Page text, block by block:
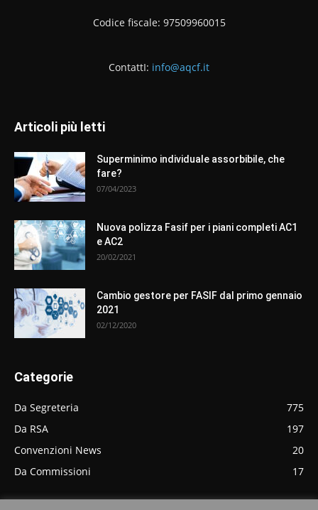
Codice fiscale: 97509960015
ContattI: info@aqcf.it
Articoli più letti
Superminimo individuale assorbibile, che
fare?
07/04/2023
Nuova polizza Fasif per i piani completi AC1
e AC2
20/02/2021
Cambio gestore per FASIF dal primo gennaio
2021
02/12/2020
Categorie
Da Segreteria
775
Da RSA
197
Convenzioni News
20
Da Commissioni
17